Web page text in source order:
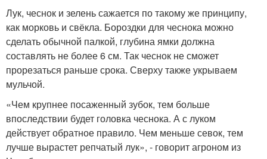
Лук, чеснок и зелень сажается по такому же принципу,
как морковь и свёкла. Бороздки для чеснока можно
сделать обычной палкой, глубина ямки должна
составлять не более 6 см. Так чеснок не сможет
прорезаться раньше срока. Сверху также укрываем
мульчой.
«Чем крупнее посаженный зубок, тем больше
впоследствии будет головка чеснока. А с луком
действует обратное правило. Чем меньше севок, тем
лучше вырастет репчатый лук», - говорит агроном из